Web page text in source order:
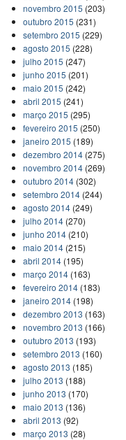
novembro 2015 (203)
outubro 2015 (231)
setembro 2015 (229)
agosto 2015 (228)
julho 2015 (247)
junho 2015 (201)
maio 2015 (242)
abril 2015 (241)
março 2015 (295)
fevereiro 2015 (250)
janeiro 2015 (189)
dezembro 2014(275)
novembro 2014(269)
outubro 2014(302)
setembro 2014(244)
agosto 2014(249)
julho 2014(270)
junho 2014(210)
maio 2014(215)
abril 2014(195)
março 2014(163)
fevereiro 2014(183)
janeiro 2014(198)
dezembro 2013 (163)
novembro 2013 (166)
outubro 2013 (193)
setembro 2013 (160)
agosto 2013 (185)
julho 2013 (188)
junho 2013 (170)
maio 2013 (136)
abril 2013 (92)
março 2013 (28)